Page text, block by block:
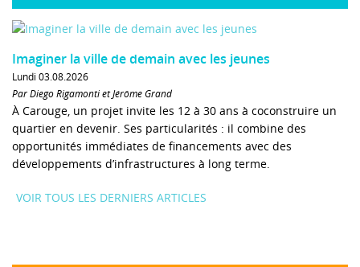
Imaginer la ville de demain avec les jeunes
Lundi 03.08.2026
Par Diego Rigamonti et Jérôme Grand
À Carouge, un projet invite les 12 à 30 ans à coconstruire un
quartier en devenir. Ses particularités : il combine des
opportunités immédiates de financements avec des
développements d’infrastructures à long terme.
VOIR TOUS LES DERNIERS ARTICLES